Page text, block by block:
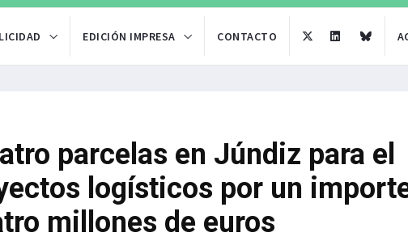
EDICIÓN IMPRESA CONTACTO
parcelas en Júndiz para el
logísticos por un
millones de euros